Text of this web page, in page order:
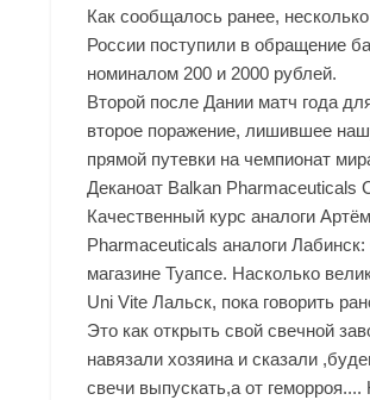
Как сообщалось ранее,
России поступили в обращение
номиналом 200 и 2000 рублей.
Второй после Дании матч года
второе поражение, лишившее
прямой путевки на чемпионат
Деканоат Balkan Pharmaceuticals
Качественный курс аналоги
Pharmaceuticals аналоги
магазине Туапсе. Насколько
Uni Vite Лальск, пока говорить
Это как открыть свой свечной
навязали хозяина и сказали
свечи выпускать,а от